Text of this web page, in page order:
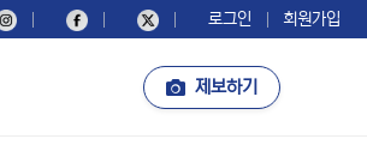
로그인 회원가입
제보하기